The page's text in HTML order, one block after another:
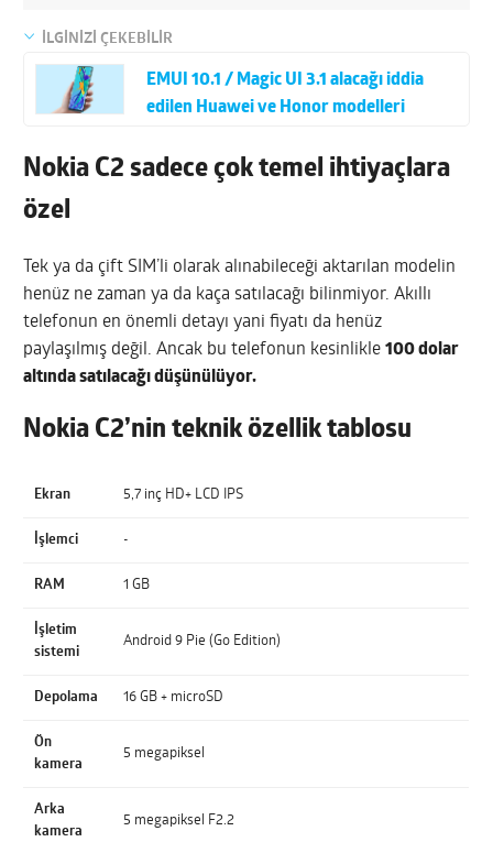
İLGİNİZİ ÇEKEBİLİR
EMUI 10.1 / Magic UI 3.1 alacağı iddia
edilen Huawei ve Honor modelleri
Nokia C2 sadece çok temel ihtiyaçlara
özel
Tek ya da çift SIM’li olarak alınabileceği aktarılan modelin
henüz ne zaman ya da kaça satılacağı bilinmiyor. Akıllı
telefonun en önemli detayı yani fiyatı da henüz
paylaşılmış değil. Ancak bu telefonun kesinlikle100 dolar
altında satılacağı düşünülüyor.
Nokia C2’nin teknik özellik tablosu
Ekran 5,7 inç HD+ LCD IPS
İşlemci -
RAM 1 GB
İşletim
sistemi
Android 9 Pie (Go Edition)
Depolama 16 GB + microSD
Ön
kamera
5 megapiksel
Arka
kamera
5 megapiksel F2.2